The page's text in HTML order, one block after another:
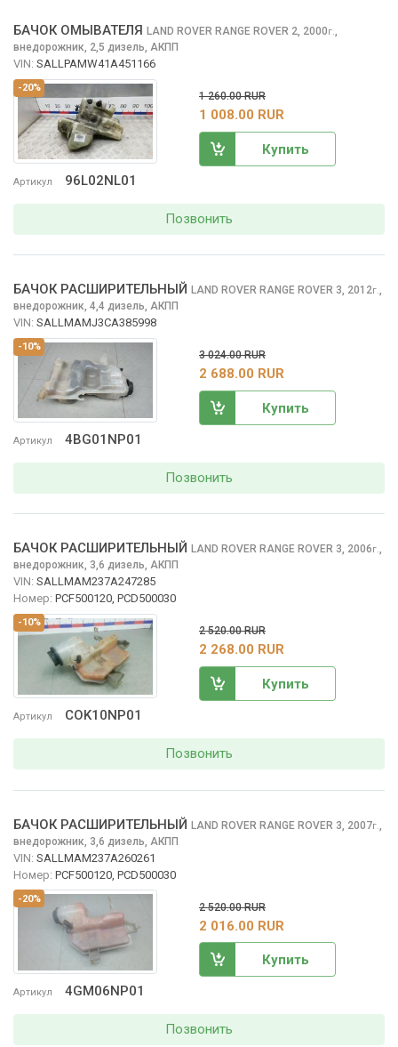
-20%
Артикул 96L02NL01
БАЧОК ОМЫВАТЕЛЯ LAND ROVER RANGE ROVER 2, 2000г.,
внедорожник, 2,5 дизель, АКПП
VIN: SALLPAMW41A451166
1 260.00 RUR
1 008.00 RUR
Купить
Позвонить
-10%
Артикул 4BG01NP01
БАЧОК РАСШИРИТЕЛЬНЫЙ LAND ROVER RANGE ROVER 3, 2012г.,
внедорожник, 4,4 дизель, АКПП
VIN: SALLMAMJ3CA385998
3 024.00 RUR
2 688.00 RUR
Купить
Позвонить
-10%
Артикул COK10NP01
БАЧОК РАСШИРИТЕЛЬНЫЙ LAND ROVER RANGE ROVER 3, 2006г.,
внедорожник, 3,6 дизель, АКПП
VIN: SALLMAM237A247285
Номер: PCF500120, PCD500030
2 520.00 RUR
2 268.00 RUR
Купить
Позвонить
-20%
Артикул 4GM06NP01
БАЧОК РАСШИРИТЕЛЬНЫЙ LAND ROVER RANGE ROVER 3, 2007г.
внедорожник, 3,6 дизель, АКПП
VIN: SALLMAM237A260261
Номер: PCF500120, PCD500030
2 520.00 RUR
2 016.00 RUR
Купить
Позвонить